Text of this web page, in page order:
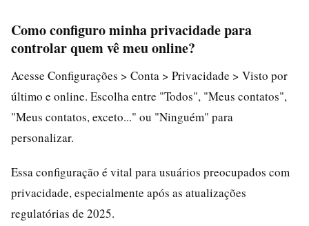
Como configuro minha privacidade para
controlar quem vê meu online?
Acesse Configurações > Conta > Privacidade > Visto por
último e online. Escolha entre "Todos", "Meus contatos",
"Meus contatos, exceto..." ou "Ninguém" para
personalizar.
Essa configuração é vital para usuários preocupados com
privacidade, especialmente após as atualizações
regulatórias de 2025.